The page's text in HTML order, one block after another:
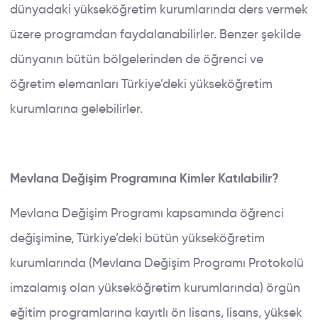
dünyadaki yükseköğretim kurumlarında ders vermek
üzere programdan faydalanabilirler. Benzer şekilde
dünyanın bütün bölgelerinden de öğrenci ve
öğretim elemanları Türkiye’deki yükseköğretim
kurumlarına gelebilirler.
Mevlana Değişim Programına Kimler Katılabilir?
Mevlana Değişim Programı kapsamında öğrenci
değişimine, Türkiye’deki bütün yükseköğretim
kurumlarında (Mevlana Değişim Programı Protokolü
imzalamış olan yükseköğretim kurumlarında) örgün
eğitim programlarına kayıtlı ön lisans, lisans, yüksek